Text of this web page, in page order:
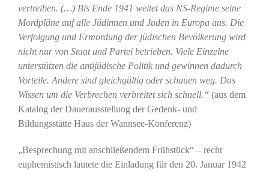
vertreiben. (…) Bis Ende 1941 weitet das NS-Regime seine
Mordpläne auf alle Jüdinnen und Juden in Europa aus. Die
Verfolgung und Ermordung der jüdischen Bevölkerung wird
nicht nur von Staat und Partei betrieben. Viele Einzelne
unterstützen die antijüdische Politik und gewinnen dadurch
Vorteile. Andere sind gleichgültig oder schauen weg. Das
Wissen um die Verbrechen verbreitet sich schnell.“ (aus dem
Katalog der Dauerausstellung der Gedenk- und
Bildungsstätte Haus der Wannsee-Konferenz)
„Besprechung mit anschließendem Frühstück“ – recht
euphemistisch lautete die Einladung für den 20. Januar 1942